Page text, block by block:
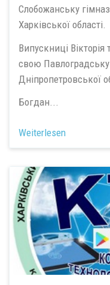
Слобожанську
Харківської області.
Випускниці Вікторія
свою
Дніпропетровської
Богдан...
Weiterlesen